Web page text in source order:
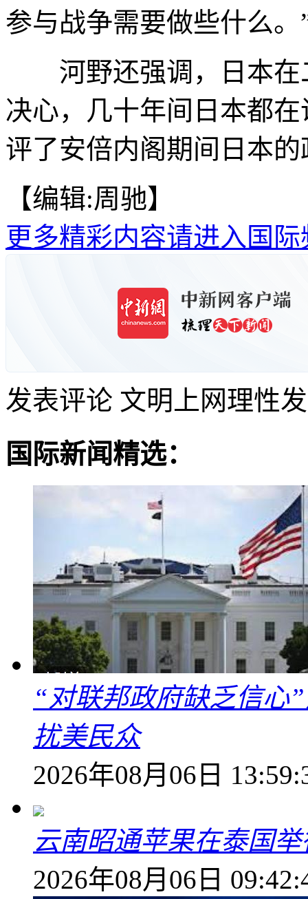
参与战争需要做些什么。
河野还强调，日本在
决心，几十年间日本都
评了安倍内阁期间日本
【编辑:周驰】
更多精彩内容请进入国际
发表评论 文明上网理性
国际新闻精选：
“对联邦政府缺乏信心
扰美民众
2026年08月06日
云南昭通苹果在泰国
2026年08月06日